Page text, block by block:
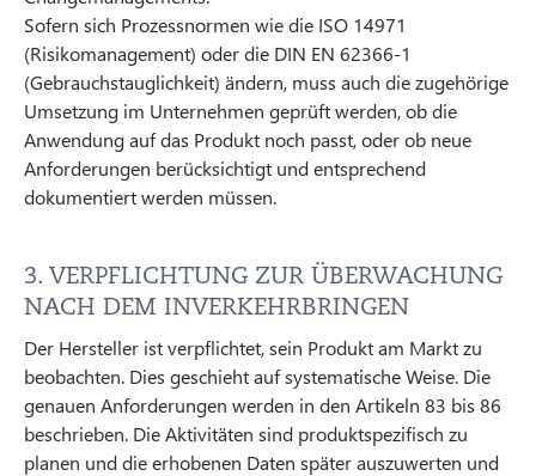
Sofern sich Prozessnormen wie die ISO 14971
(Risikomanagement) oder die DIN EN 62366-1
(Gebrauchstauglichkeit) ändern, muss auch die zugehörige
Umsetzung im Unternehmen geprüft werden, ob die
Anwendung auf das Produkt noch passt, oder ob neue
Anforderungen berücksichtigt und entsprechend
dokumentiert werden müssen.
3. VERPFLICHTUNG ZUR ÜBERWACHUNG
NACH DEM INVERKEHRBRINGEN
Der Hersteller ist verpflichtet, sein Produkt am Markt zu
beobachten. Dies geschieht auf systematische Weise. Die
genauen Anforderungen werden in den Artikeln 83 bis 86
beschrieben. Die Aktivitäten sind produktspezifisch zu
planen und die erhobenen Daten später auszuwerten und